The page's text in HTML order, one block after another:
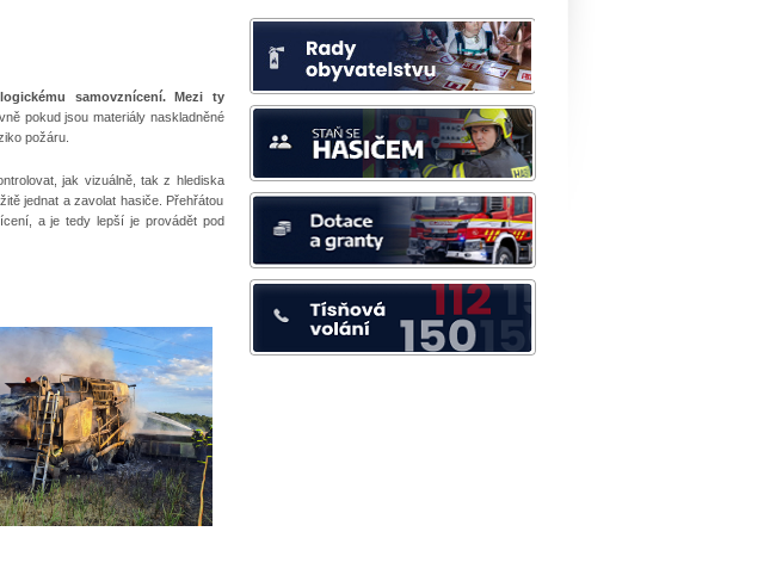
samovznícení. Mezi ty
pokud jsou materiály naskladněné
požáru.
jak vizuálně, tak z hlediska
jednat a zavolat hasiče. Přehřátou
a je tedy lepší je provádět pod